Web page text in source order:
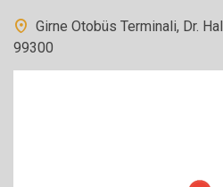
Girne Otobüs Terminali, Dr.
99300